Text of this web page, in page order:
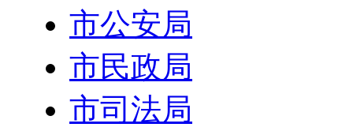
市公安局
市民政局
市司法局